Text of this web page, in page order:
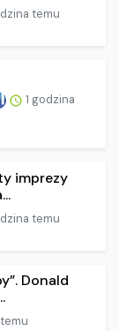
temu
1 godzina
imprezy
temu
Donald